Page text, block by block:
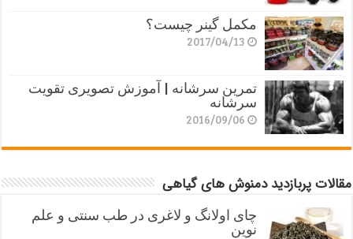
مکمل گینر چیست؟
2017/04/13
تمرین سرشانه | آموزش تصویری تقویت
سرشانه
2016/09/06
مقالات پربازدید دمنوش های گیاهی
چای اولانگ و لاغری در طب سنتی و علم
نوین